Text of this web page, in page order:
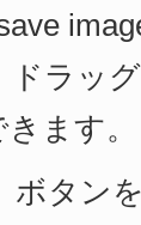
save
ドラッ
ます。
ボタン